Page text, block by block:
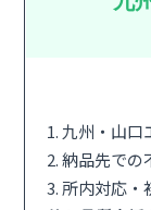
1. 九州・山口
2. 納品先で
3. 所内対応